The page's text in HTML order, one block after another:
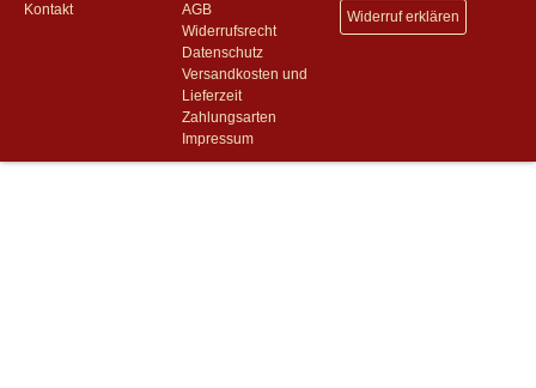
Kontakt
AGB
Widerrufsrecht
Datenschutz
Versandkosten und
Lieferzeit
Zahlungsarten
Impressum
Widerruf erklären